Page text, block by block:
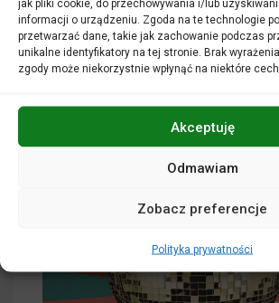
jak pliki cookie, do przechowywania i/lub
informacji o urządzeniu. Zgoda na te technologie
przetwarzać dane, takie jak zachowanie podczas
unikalne identyfikatory na tej stronie. Brak
zgody może niekorzystnie wpłynąć na niektóre
Akceptuję
Odmawiam
Zobacz preferencje
Polityka prywatności